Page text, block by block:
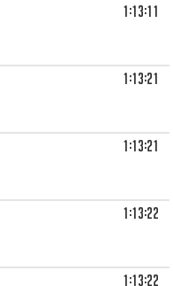
1:13:11
1:13:21
1:13:21
1:13:22
1:13:22